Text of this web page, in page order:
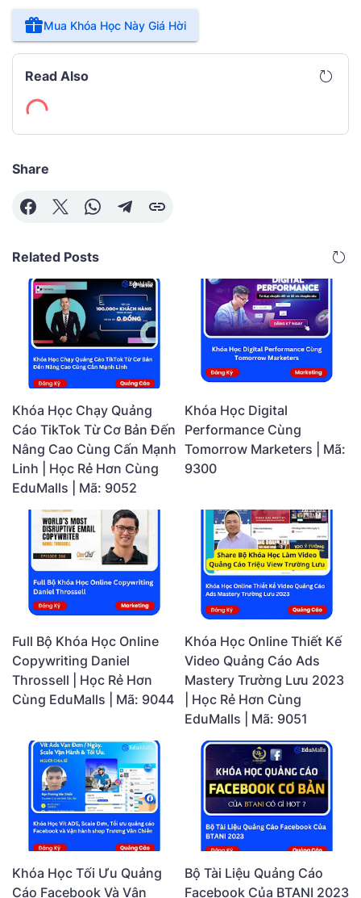
Mua Khóa Học Này Giá Hời
Read Also
Share
Related Posts
Khóa Học Chạy Quảng
Cáo TikTok Từ Cơ Bản Đến
Nâng Cao Cùng Cấn Mạnh
Linh | Học Rẻ Hơn Cùng
EduMalls | Mã: 9052
Khóa Học Digital
Performance Cùng
Tomorrow Marketers | Mã:
9300
Full Bộ Khóa Học Online
Copywriting Daniel
Throssell | Học Rẻ Hơn
Cùng EduMalls | Mã: 9044
Khóa Học Online Thiết Kế
Video Quảng Cáo Ads
Mastery Trường Lưu 2023
| Học Rẻ Hơn Cùng
EduMalls | Mã: 9051
Khóa Học Tối Ưu Quảng
Cáo Facebook Và Vận
Bộ Tài Liệu Quảng Cáo
Facebook Của BTANI 2023